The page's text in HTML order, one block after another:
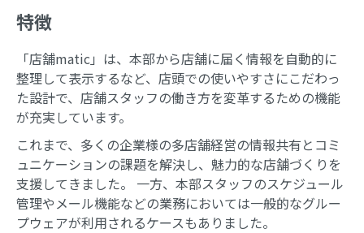
特徴
「店舗matic」は、本部から店舗に届く情報を自動的に
整理して表示するなど、店頭での使いやすさにこだわっ
た設計で、店舗スタッフの働き方を変革するための機能
が充実しています。
これまで、多くの企業様の多店舗経営の情報共有とコミ
ュニケーションの課題を解決し、魅力的な店舗づくりを
支援してきました。 一方、本部スタッフのスケジュール
管理やメール機能などの業務においては一般的なグルー
プウェアが利用されるケースもありました。